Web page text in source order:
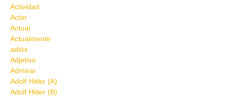
Actividad
Actor
Actual
Actualmente
adiós
Adjetivo
Admirar
Adolf Hitler (A)
Adolf Hitler (B)